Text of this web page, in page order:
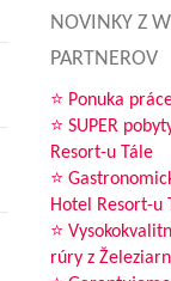
NOVINKY Z
PARTNEROV
⭐ Ponuka
⭐ SUPER
Resort-u Tále
⭐
Hotel Resort-u
⭐
rúry z